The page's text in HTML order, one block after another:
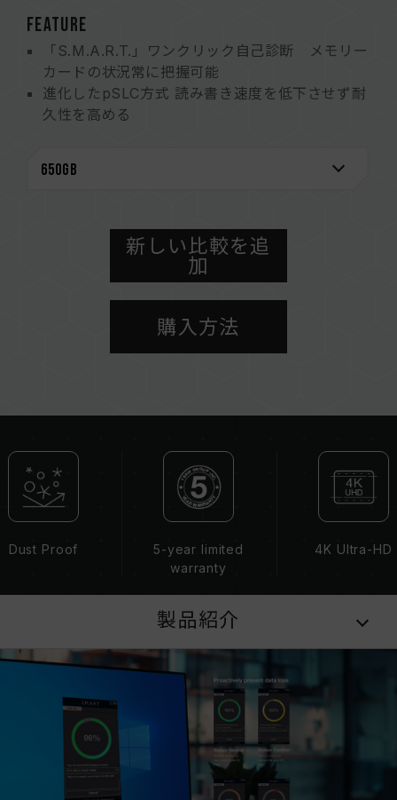
FEATURE
「S.M.A.R.T.」ワンクリック自己診断 メモリー
カードの状況常に把握可能
進化したpSLC方式 読み書き速度を低下させず耐
久性を高める
ートします
XQD高い互換性、クリエイティブなデバイスを自
由にマッチングさせることができる
５年保証とデータ復旧で大切なデータを万全に保
メモリカードモニタリング特許
台湾発明専利（証明書番号：I863574）
新しい比較を追
加
購入方法
Dust Proof
5-year limited
warranty
4K Ultra-HD
製品紹介